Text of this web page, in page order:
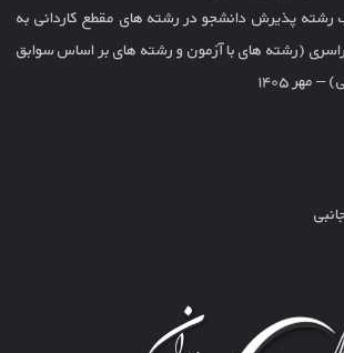
رشته پذیرش دانشجو در رشته های مقطع کاردانی به
(رشته های با آزمون و رشته های بر اساس سوابق
۱۴۰۵